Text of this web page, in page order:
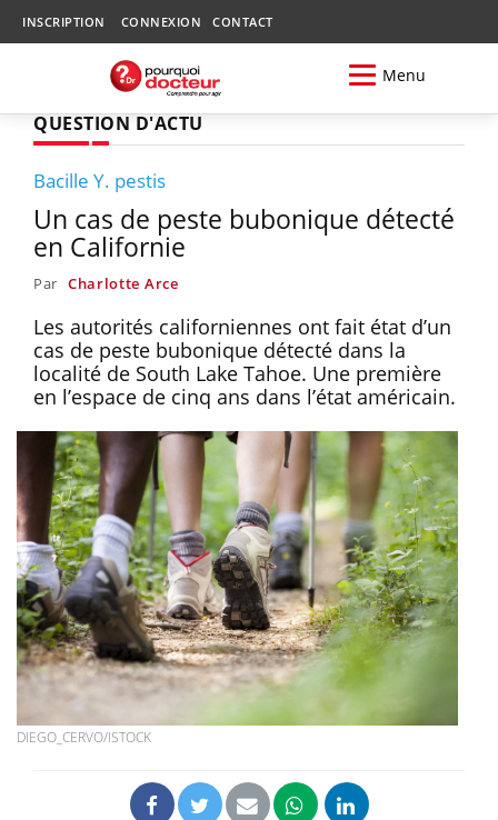
INSCRIPTION CONNEXION CONTACT
Menu
QUESTION D'ACTU
Bacille Y. pestis
Un cas de peste bubonique détecté
en Californie
Par Charlotte Arce
Les autorités californiennes ont fait état d’un
cas de peste bubonique détecté dans la
localité de South Lake Tahoe. Une première
en l’espace de cinq ans dans l’état américain.
DIEGO_CERVO/ISTOCK